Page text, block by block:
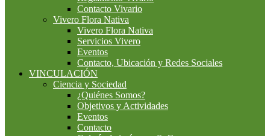
Contacto Vivario
Vivero Flora Nativa
Vivero Flora Nativa
Servicios Vivero
Eventos
Contacto, Ubicación y Redes Sociales
VINCULACIÓN
Ciencia y Sociedad
¿Quiénes Somos?
Objetivos y Actividades
Eventos
Contacto